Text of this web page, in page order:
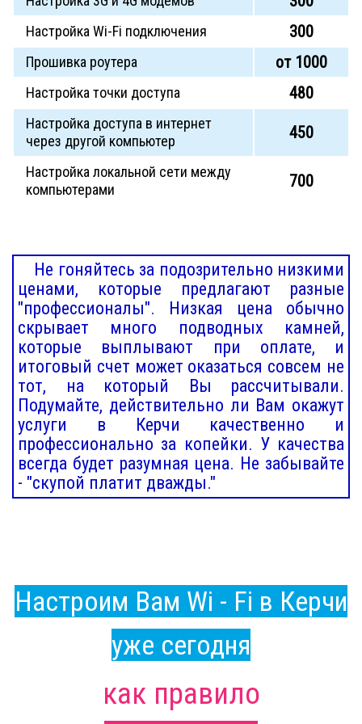
Настройка Wi-Fi подключения 300
Прошивка роутера от 1000
Настройка точки доступа 480
Настройка доступа в интернет
через другой компьютер
450
Настройка локальной сети между
компьютерами
700
Не гоняйтесь за подозрительно низкими
ценами, которые предлагают разные
"профессионалы". Низкая цена обычно
скрывает много подводных камней,
которые выплывают при оплате, и
итоговый счет может оказаться совсем не
тот, на который Вы рассчитывали.
Подумайте, действительно ли Вам окажут
услуги в Керчи качественно и
профессионально за копейки. У качества
всегда будет разумная цена. Не забывайте
- "скупой платит дважды."
Настроим Вам Wi - Fi в Керчи
уже сегодня
как правило